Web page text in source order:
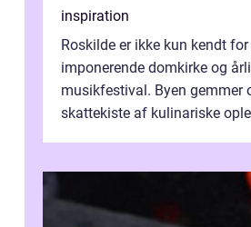
inspiration
Roskilde er ikke kun kendt
imponerende domkirke og
musikfestival. Byen gemmer
skattekiste af kulinariske